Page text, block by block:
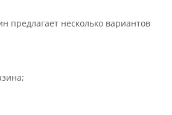
предлагает несколько вариантов